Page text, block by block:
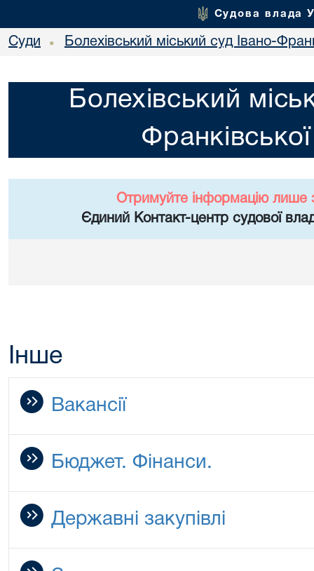
Судова влада
Суди • Болехівський міський суд Івано-
Болехівський
Отримуйте інформацію лише
Єдиний Контакт-центр судової
Інше
Вакансії
Бюджет. Фінанси.
Державні закупівлі